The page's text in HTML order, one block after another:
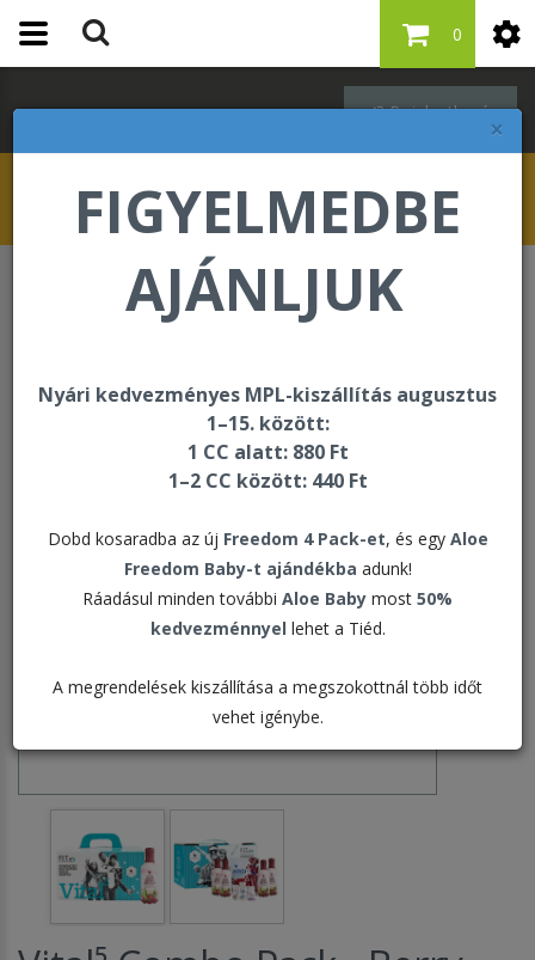
×
FIGYELMEDBE
AJÁNLJUK
Nyári kedvezményes MPL-kiszállítás augusztus
1–15. között:
1 CC alatt: 880 Ft
1–2 CC között: 440 Ft
Dobd kosaradba az új Freedom 4 Pack-et, és egy Aloe
Freedom Baby-t ajándékba adunk!
Ráadásul minden további Aloe Baby most 50%
kedvezménnyel lehet a Tiéd.
A megrendelések kiszállítása a megszokottnál több időt
vehet igénybe.
Bejelentkezés
0
Lendületes életmód
Vital⁵ Combo Pack - Berry Nectar